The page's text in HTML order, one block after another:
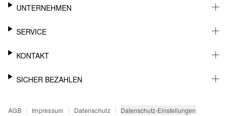
UNTERNEHMEN
KARRIERE
BARRIEREFREIHEIT
SERVICE
WHATSAPP
MEIN KONTO
SENDUNGSVERFOLGUNG
KONTAKT
SUPPORT
SICHER BEZAHLEN
PAYPAL
AGB | Impressum | Datenschutz | Datenschutz-Einstellungen